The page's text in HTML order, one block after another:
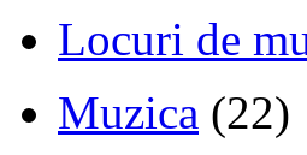
Locuri de
Muzica (22)